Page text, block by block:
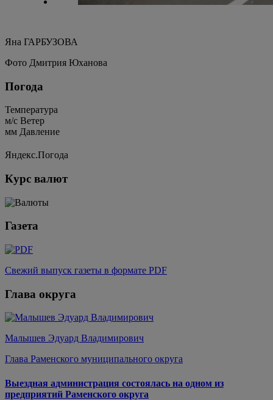
Яна ГАРБУЗОВА
Фото Дмитрия Юханова
Погода
Температура
м/c Ветер
мм Давление
Яндекс.Погода
Курс валют
Газета
Свежий выпуск газеты в формате PDF
Глава округа
Малышев Эдуард Владимирович
Глава Раменского муниципального округа
Выездная администрация состоялась на одном из
предприятий Раменского округа